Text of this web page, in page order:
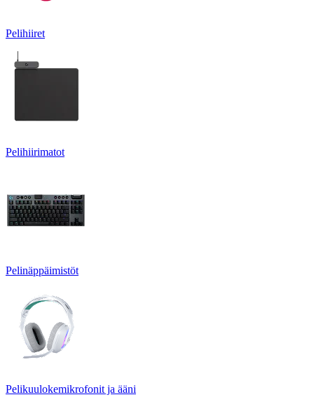
Pelihiiret
Pelihiirimatot
Pelinäppäimistöt
Pelikuulokemikrofonit ja ääni